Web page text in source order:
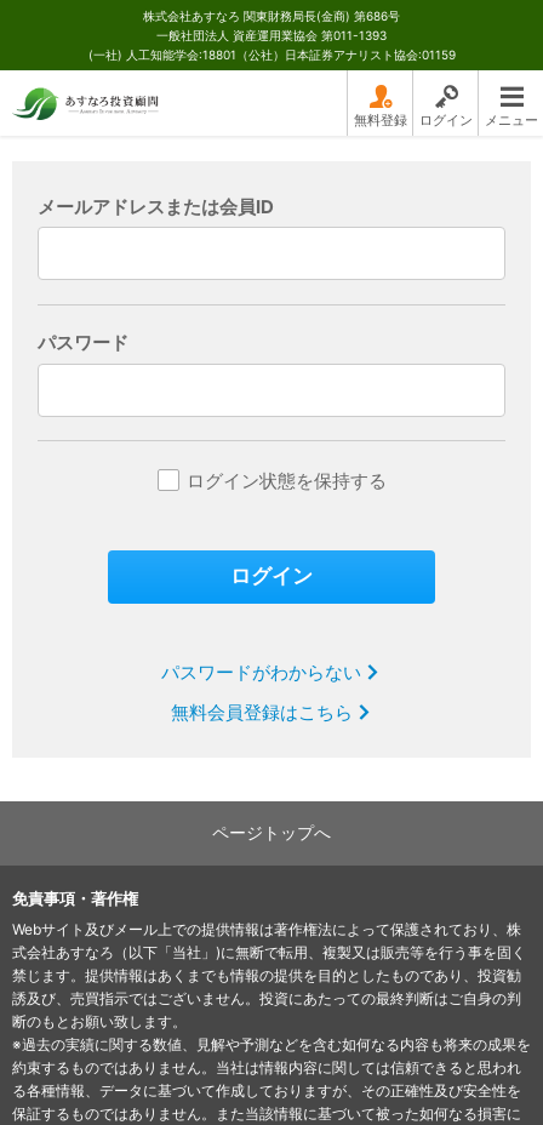
株式会社あすなろ 関東財務局長(金商) 第686号
一般社団法人 資産運用業協会 第011-1393
(一社) 人工知能学会:18801（公社）日本証券アナリスト協会:01159
無料登録 ログイン メニュー
メールアドレスまたは会員ID
パスワード
ログイン状態を保持する
パスワードがわからない
無料会員登録はこちら
ページトップへ
免責事項・著作権
Webサイト及びメール上での提供情報は著作権法によって保護されており、株
式会社あすなろ（以下「当社」)に無断で転用、複製又は販売等を行う事を固く
禁じます。提供情報はあくまでも情報の提供を目的としたものであり、投資勧
誘及び、売買指示ではございません。投資にあたっての最終判断はご自身の判
断のもとお願い致します。
※過去の実績に関する数値、見解や予測などを含む如何なる内容も将来の成果を
約束するものではありません。当社は情報内容に関しては信頼できると思われ
る各種情報、データに基づいて作成しておりますが、その正確性及び安全性を
保証するものではありません。また当該情報に基づいて被った如何なる損害に